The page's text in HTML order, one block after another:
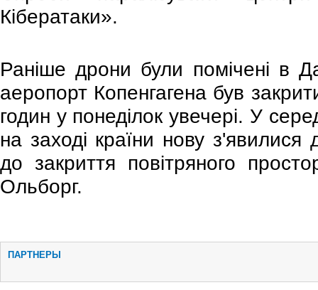
Кібератаки».
Раніше дрони були помічені в
аеропорт Копенгагена був
годин у понеділок увечері. У
на заході країни нову
до закриття повітряного
Ольборг.
ПАРТНЕРЫ